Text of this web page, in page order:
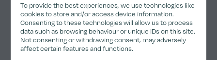
To provide the best experiences, we use technologies like
cookies to store and/or access device information.
Consenting to these technologies will allow us to process
data such as browsing behaviour or unique IDs on this site.
Not consenting or withdrawing consent, may adversely
affect certain features and functions.
Teilen